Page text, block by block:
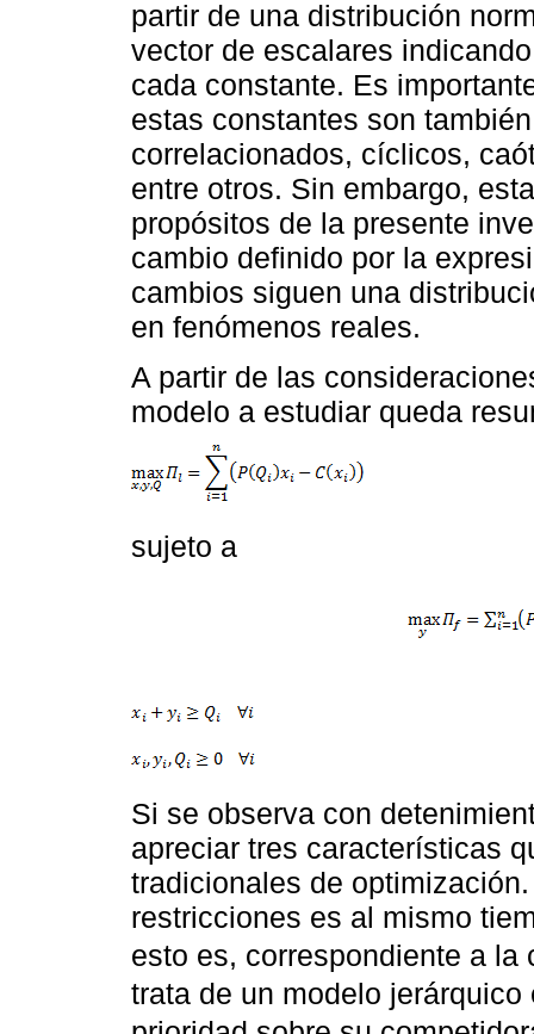
partir de una distribución
vector de escalares
cada constante. Es
estas constantes son
correlacionados, cíclicos,
entre otros. Sin embargo,
propósitos de la presente
cambio definido por la
cambios siguen una
en fenómenos reales.
A partir de las
modelo a estudiar queda
sujeto a
Si se observa con
apreciar tres características
tradicionales de
restricciones es al mismo
esto es, correspondiente a
trata de un modelo